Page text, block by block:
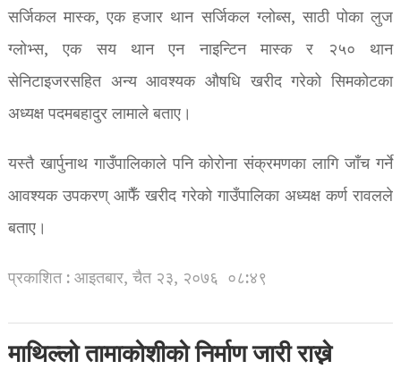
सर्जिकल मास्क, एक हजार थान सर्जिकल ग्लोब्स, साठी पोका लुज
ग्लोभ्स, एक सय थान एन नाइन्टिन मास्क र २५० थान
सेनिटाइजरसहित अन्य आवश्यक औषधि खरीद गरेको सिमकोटका
अध्यक्ष पदमबहादुर लामाले बताए।
यस्तै खार्पुनाथ गाउँपालिकाले पनि कोरोना संक्रमणका लागि जाँच गर्ने
आवश्यक उपकरण् आफैँ खरीद गरेको गाउँपालिका अध्यक्ष कर्ण रावलले
बताए।
प्रकाशित : आइतबार, चैत २३, २०७६ ०८:४९
माथिल्लो तामाकोशीको निर्माण जारी राख्ने